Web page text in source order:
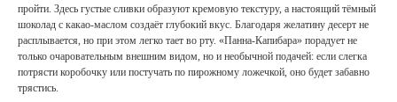
пройти. Здесь густые сливки образуют кремовую текстуру, а настоящий тёмный
шоколад с какао-маслом создаёт глубокий вкус. Благодаря желатину десерт не
расплывается, но при этом легко тает во рту. «Панна-Капибара» порадует не
только очаровательным внешним видом, но и необычной подачей: если слегка
потрясти коробочку или постучать по пирожному ложечкой, оно будет забавно
трястись.